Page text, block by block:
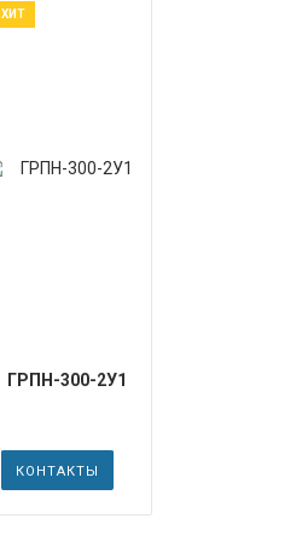
ХИТ
ГРПН-300-2У1
КОНТАКТЫ